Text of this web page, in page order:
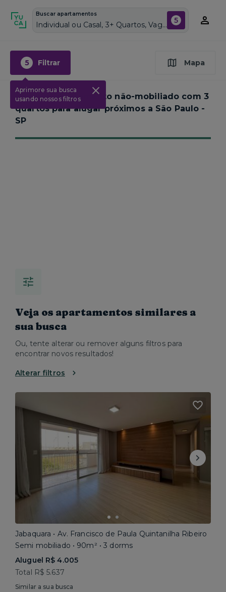
Buscar apartamentos
Individual ou Casal, 3+ Quartos, Vagas de garagem: Sim, Não mobiliado, Piscina 5
5 Filtrar
Aprimore sua busca
usando nossos filtros
Mapa
Nenhum apartamento não-mobiliado com 3
quartos para alugar próximos a São Paulo -
SP
Veja os apartamentos similares a
sua busca
Ou, tente alterar ou remover alguns filtros para
encontrar novos resultados!
Alterar filtros
Jabaquara • Av. Francisco de Paula Quintanilha Ribeiro
Semi mobiliado • 90m² • 3 dorms
Aluguel R$ 4.005
Total R$ 5.637
Similar a sua busca